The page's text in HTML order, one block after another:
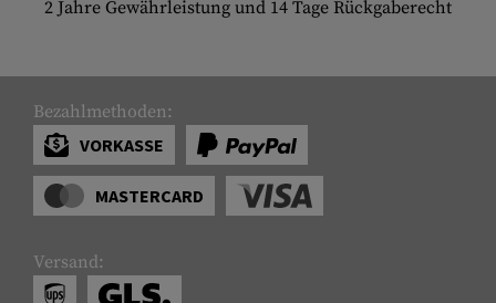
2 Jahre Gewährleistung und 14 Tage Rückgaberecht
Bezahlmethoden:
VORKASSE
MASTERCARD
Versand: